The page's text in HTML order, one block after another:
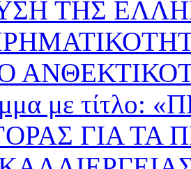
ΤΗΣ
με
ΓΙΑ ΤΑ